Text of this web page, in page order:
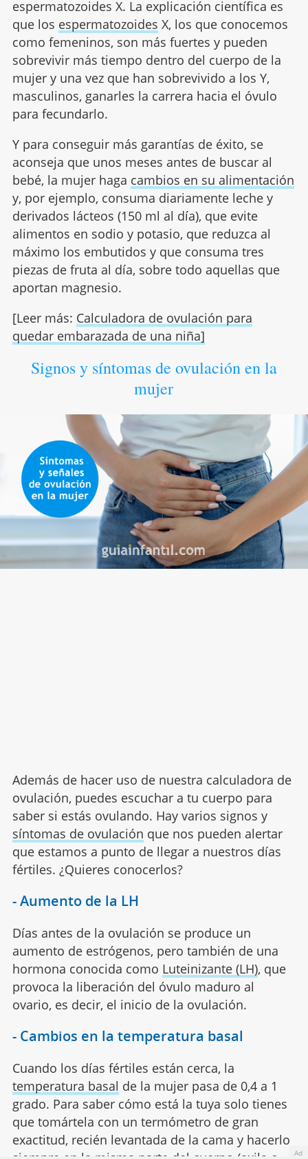
espermatozoides X. La explicación científica es
que los espermatozoides X, los que conocemos
como femeninos, son más fuertes y pueden
sobrevivir más tiempo dentro del cuerpo de la
mujer y una vez que han sobrevivido a los Y,
masculinos, ganarles la carrera hacia el óvulo
para fecundarlo.
Y para conseguir más garantías de éxito, se
aconseja que unos meses antes de buscar al
bebé, la mujer haga cambios en su alimentación
y, por ejemplo, consuma diariamente leche y
derivados lácteos (150 ml al día), que evite
alimentos en sodio y potasio, que reduzca al
máximo los embutidos y que consuma tres
piezas de fruta al día, sobre todo aquellas que
aportan magnesio.
[Leer más: Calculadora de ovulación para
quedar embarazada de una niña]
Signos y síntomas de ovulación en la
mujer
Además de hacer uso de nuestra calculadora de
ovulación, puedes escuchar a tu cuerpo para
saber si estás ovulando. Hay varios signos y
síntomas de ovulación que nos pueden alertar
que estamos a punto de llegar a nuestros días
fértiles. ¿Quieres conocerlos?
- Aumento de la LH
Días antes de la ovulación se produce un
aumento de estrógenos, pero también de una
hormona conocida como Luteinizante (LH), que
provoca la liberación del óvulo maduro al
ovario, es decir, el inicio de la ovulación.
- Cambios en la temperatura basal
Cuando los días fértiles están cerca, la
temperatura basal de la mujer pasa de 0,4 a 1
grado. Para saber cómo está la tuya solo tienes
que tomártela con un termómetro de gran
exactitud, recién levantada de la cama y hacerlo
Ad